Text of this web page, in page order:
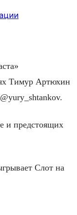
Тимур Артюхин
и предстоящих
Слот на